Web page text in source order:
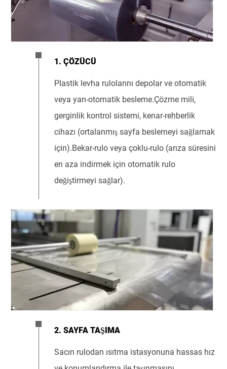
1. ÇÖZÜCÜ
Plastik levha rulolarını depolar ve otomatik
veya yarı-otomatik besleme.Çözme mili,
gerginlik kontrol sistemi, kenar-rehberlik
cihazı (ortalanmış sayfa beslemeyi sağlamak
için).Bekar-rulo veya çoklu-rulo (arıza süresini
en aza indirmek için otomatik rulo
değiştirmeyi sağlar).
2. SAYFA TAŞIMA
Sacın rulodan ısıtma istasyonuna hassas hız